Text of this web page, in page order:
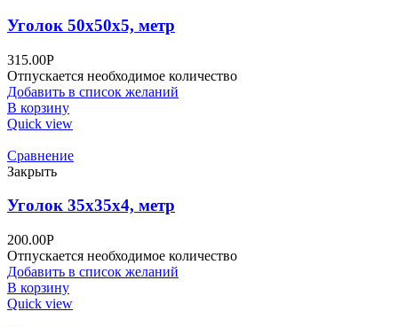
Уголок 50х50х5, метр
315.00Р
Отпускается необходимое количество
Добавить в список желаний
В корзину
Quick view
Сравнение
Закрыть
Уголок 35х35х4, метр
200.00Р
Отпускается необходимое количество
Добавить в список желаний
В корзину
Quick view